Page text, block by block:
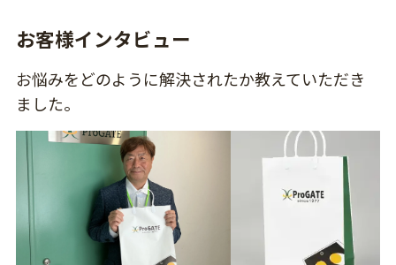
お客様インタビュー
お悩みをどのように解決されたか教えていただき
ました。